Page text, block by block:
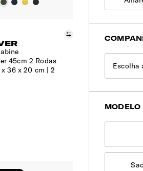
45cm 2 Rodas
x 36 x 20 cm | 2
Escolha
MODELO